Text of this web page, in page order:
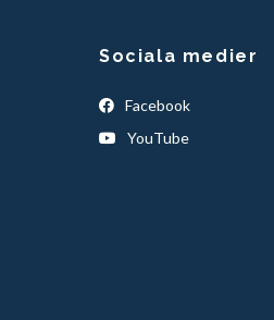
Sociala medier
Facebook
YouTube